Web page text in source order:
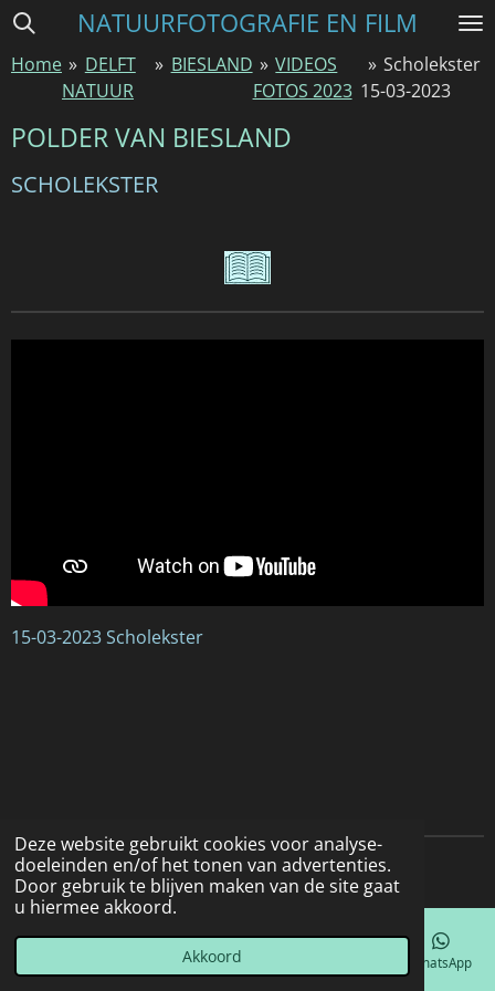
Deze website gebruikt cookies voor analyse-
doeleinden en/of het tonen van advertenties.
Door gebruik te blijven maken van de site gaat
u hiermee akkoord.
Akkoord
Ga
naar
hoofdinhoud
NATUURFOTOGRAFIE EN FILM
Home » DELFT
NATUUR
» BIESLAND » VIDEOS
FOTOS 2023
» Scholekster
15-03-2023
POLDER VAN BIESLAND
SCHOLEKSTER
15-03-2023 Scholekster
© 2022 - 2026 Natuurfotografie
Telefoonnummer WhatsApp